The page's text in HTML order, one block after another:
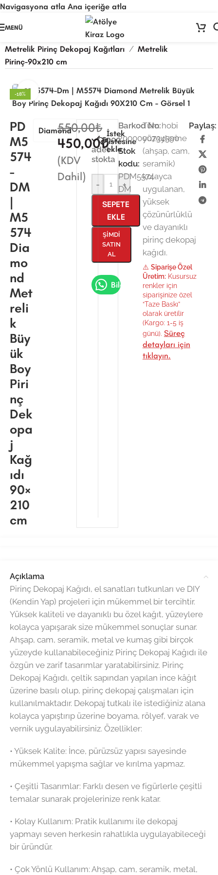
Navigasyona atla Ana içeriğe atla
🚨ÖNEMLİ DUYURU: Sektörel sezon çalışma takvimimiz nedeniyle24
tarihleri arasında atölyemiz kapalıdır. 🛒
Sitemizden sipariş vermeye devam edebilirsiniz; tüm kargolarınız
Ağustositibarıyla sırayla kargolanacaktır. 🍒
MENÜ
Kağıt Ürünleri/ Pirinç Dekopaj Kağıdı
Metrelik Pirinç Dekopaj Kağıtları / Metrelik
Pirinç-90x210 cm
-18% Büyütmek için tıklayın
PD
M5
574
-
DM
|
M5
574
Dia
mo
nd
Met
reli
k
Büy
ük
Boy
Piri
nç
Dek
opa
j
Kağ
ıdı
90×
210
cm
Diamond550,00₺
450,00₺
(KDV
Dahil)
1000
adet
stokta
- +
SEPETE
EKLE
ŞIMDI
SATIN
AL
Bilgi Al
İstek
listesine
ekle
Barkod No:
2000000734590
Stok
kodu:
PDM5574-
DM
Tüm hobi
yüzeylerine
(ahşap, cam,
seramik)
kolayca
uygulanan,
yüksek
çözünürlüklü
ve dayanıklı
pirinç dekopaj
kağıdı.
⚠️ Siparişe Özel
Üretim:Kusursuz
renkler için
siparişinize özel
“Taze Baskı”
olarak üretilir
(Kargo: 1-5 iş
günü). Süreç
detayları için
tıklayın.
Paylaş:
Açıklama
Pirinç Dekopaj Kağıdı, el sanatları tutkunları ve DIY
(Kendin Yap) projeleri için mükemmel bir tercihtir.
Yüksek kaliteli ve dayanıklı bu özel kağıt, yüzeylere
kolayca yapışarak size mükemmel sonuçlar sunar.
Ahşap, cam, seramik, metal ve kumaş gibi birçok
yüzeyde kullanabileceğiniz Pirinç Dekopaj Kağıdı ile
özgün ve zarif tasarımlar yaratabilirsiniz. Pirinç
Dekopaj Kağıdı, çeltik sapından yapılan ince kâğıt
üzerine basılı olup, pirinç dekopaj çalışmaları için
kullanılmaktadır. Dekopaj tutkalı ile istediğiniz alana
kolayca yapıştırıp üzerine boyama, rölyef, varak ve
vernik uygulayabilirsiniz. Özellikler:
•⁠ ⁠Yüksek Kalite: İnce, pürüzsüz yapısı sayesinde
mükemmel yapışma sağlar ve kırılma yapmaz.
•⁠ ⁠Çeşitli Tasarımlar: Farklı desen ve figürlerle çeşitli
temalar sunarak projelerinize renk katar.
•⁠ ⁠Kolay Kullanım: Pratik kullanımı ile dekopaj
yapmayı seven herkesin rahatlıkla uygulayabileceği
bir üründür.
•⁠ ⁠Çok Yönlü Kullanım: Ahşap, cam, seramik, metal,